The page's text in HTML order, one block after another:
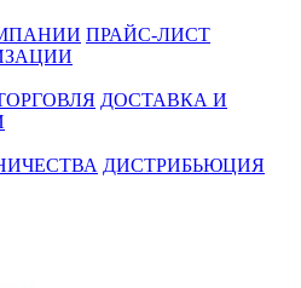
ПРАЙС-ЛИСТ
ДОСТАВКА И
ДИСТРИБЬЮЦИЯ